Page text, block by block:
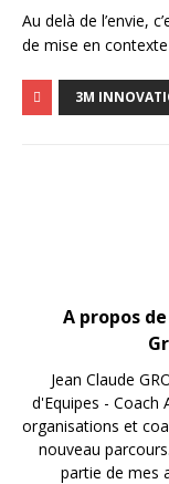
Au delà de l’envie,
de mise en
3M
A propos
Jean Claude
d'Equipes - Coach
organisations et
nouveau
partie de mes